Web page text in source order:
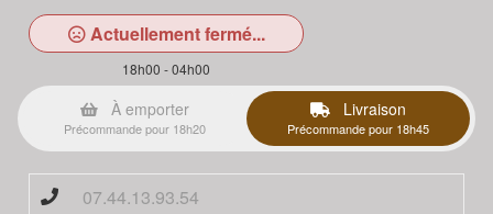
Actuellement fermé...
18h00 - 04h00
À emporter
Précommande pour 18h20
Livraison
Précommande pour 18h45
07.44.13.93.54